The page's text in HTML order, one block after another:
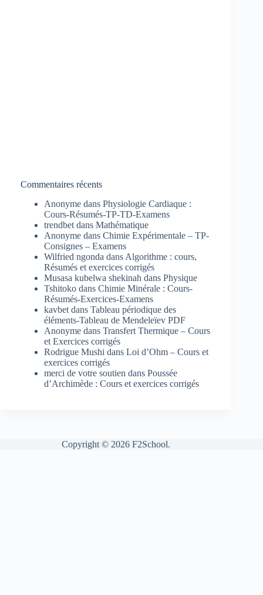
Commentaires récents
Anonyme dans Physiologie Cardiaque :
Cours-Résumés-TP-TD-Examens
trendbet dans Mathématique
Anonyme dans Chimie Expérimentale – TP-
Consignes – Examens
Wilfried ngonda dans Algorithme : cours,
Résumés et exercices corrigés
Musasa kubelwa shekinah dans Physique
Tshitoko dans Chimie Minérale : Cours-
Résumés-Exercices-Examens
kavbet dans Tableau périodique des
éléments-Tableau de Mendeleïev PDF
Anonyme dans Transfert Thermique – Cours
et Exercices corrigés
Rodrigue Mushi dans Loi d’Ohm – Cours et
exercices corrigés
merci de votre soutien dans Poussée
d’Archimède : Cours et exercices corrigés
Copyright © 2026 F2School.